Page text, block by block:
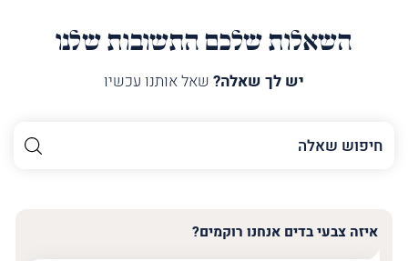
השאלות שלכם התשובות שלנו
יש לך שאלה? שאל אותנו עכשיו
השם
שלך
איזה צבעי בדים אנחנו רוקמים?